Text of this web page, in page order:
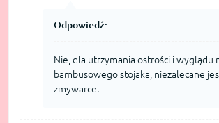
Odpowiedź:
Nie, dla utrzymania ostrości i wyglądu
bambusowego stojaka, niezalecane
zmywarce.